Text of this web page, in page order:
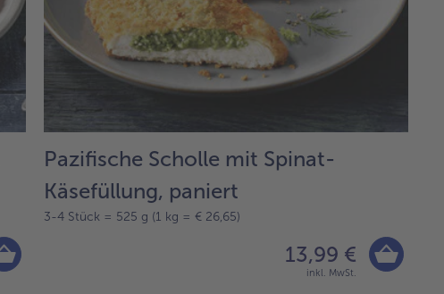
Pazifische Scholle mit Spinat-
Käsefüllung, paniert
3-4 Stück = 525 g (1 kg = € 26,65)
13,99 €
inkl. MwSt.